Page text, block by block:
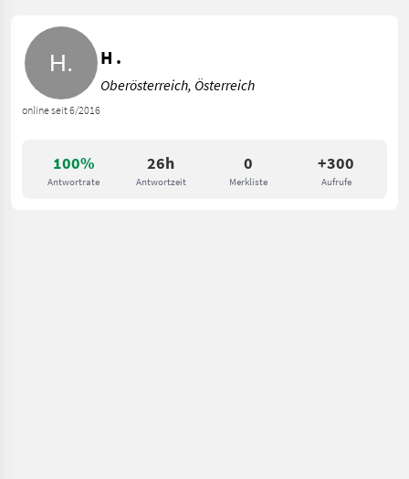
100%
Antwortrate
26h
Antwortzeit
0
Merkliste
+300
Aufrufe
online seit 6/2016
H .
Oberösterreich, Österreich